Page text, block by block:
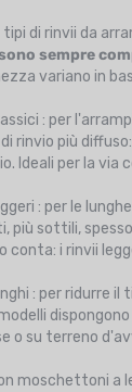
tipi di rinvii da
sempre
variano in
: per
di rinvio più
Ideali per la
: per le
più sottili,
conta: i rinvii
: per ridurre il
dispongono
o su terreno
moschettoni a